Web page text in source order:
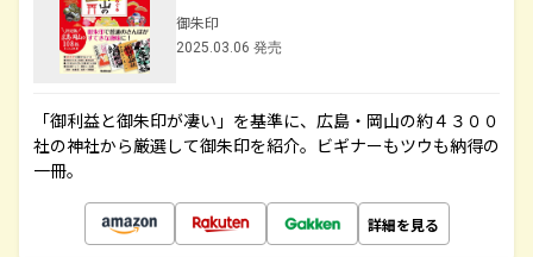
御朱印
2025.03.06 発売
「御利益と御朱印が凄い」を基準に、広島・岡山の約４３００
社の神社から厳選して御朱印を紹介。ビギナーもツウも納得の
一冊。
詳細を見る